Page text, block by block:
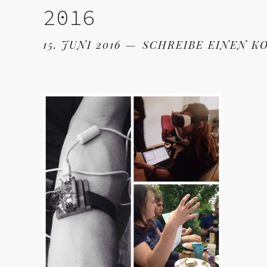
2016
15. JUNI 2016 SCHREIBE EINEN